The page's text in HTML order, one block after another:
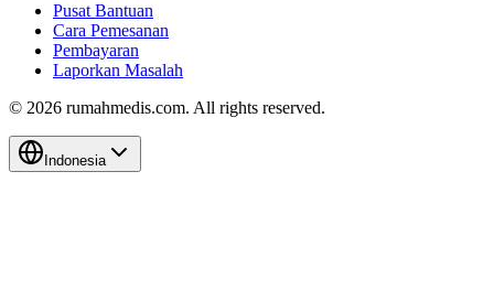
Pusat Bantuan
Cara Pemesanan
Pembayaran
Laporkan Masalah
© 2026 rumahmedis.com. All rights reserved.
Indonesia